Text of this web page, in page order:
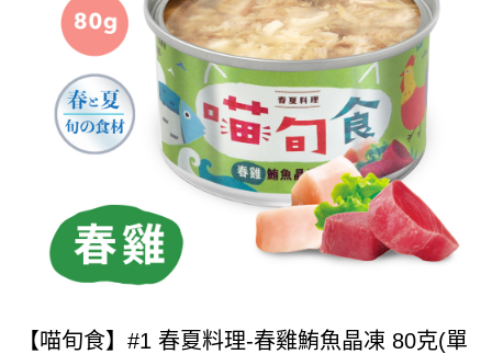
【喵旬食】#1 春夏料理-春雞鮪魚晶凍 80克(單